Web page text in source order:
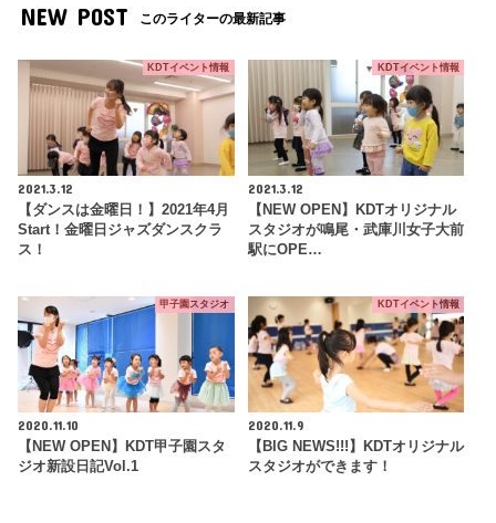
NEW POST このライターの最新記事
KDTイベント情報
2021.3.12
【ダンスは金曜日！】2021年4月
Start！金曜日ジャズダンスクラ
ス！
KDTイベント情報
2021.3.12
【NEW OPEN】KDTオリジナル
スタジオが鳴尾・武庫川女子大前
駅にOPE…
甲子園スタジオ
2020.11.10
【NEW OPEN】KDT甲子園スタ
ジオ新設日記Vol.1
KDTイベント情報
2020.11.9
【BIG NEWS!!!】KDTオリジナル
スタジオができます！